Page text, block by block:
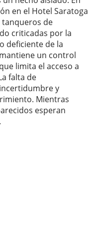
en el Hotel Saratoga
tanqueros de
criticadas por la
deficiente de la
un control
limita el acceso a
falta de
y
Mientras
esperan